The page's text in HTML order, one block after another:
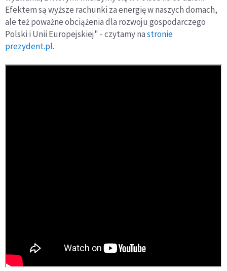
Efektem są wyższe rachunki za energię w naszych domach,
ale też poważne obciążenia dla rozwoju gospodarczego
Polski i Unii Europejskiej" - czytamy nastronie
prezydent.pl.